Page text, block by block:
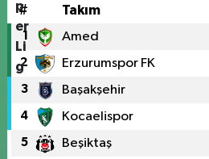
# Takım
1 Amed
2 Erzurumspor FK
3 Başakşehir
4 Kocaelispor
5 Beşiktaş